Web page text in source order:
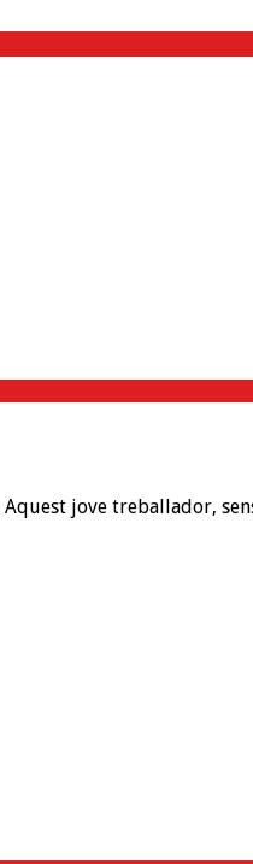
jove treballador,